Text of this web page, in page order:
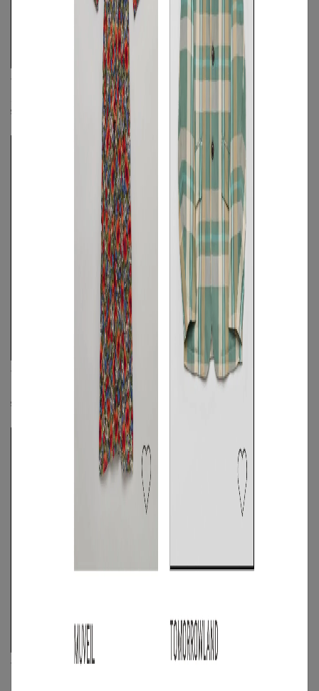
VIKTOR&ROLF
パッチワークワイドパンツ
S
VIKTOR&ROLF
VIKTOR&ROLF
ワンタックチェックパンツ
S
VIKTOR&ROLF
ペイント風プリントブルゾン
VIKTOR&ROLF